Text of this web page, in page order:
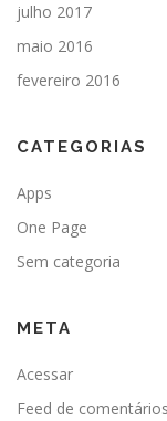
julho 2017
maio 2016
fevereiro 2016
CATEGORIAS
Apps
One Page
Sem categoria
META
Acessar
Feed de comentários